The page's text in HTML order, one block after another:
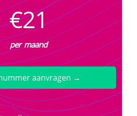
€21
per maand
aanvragen →